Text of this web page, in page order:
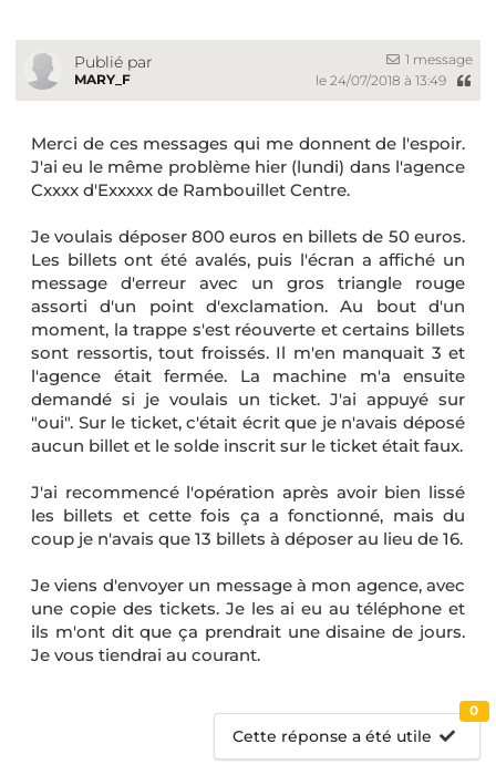
Publié par
MARY_F
1 message
le 24/07/2018 à 13:49
Merci de ces messages qui me donnent de l'espoir.
J'ai eu le même problème hier (lundi) dans l'agence
Cxxxx d'Exxxxx de Rambouillet Centre.
Je voulais déposer 800 euros en billets de 50 euros.
Les billets ont été avalés, puis l'écran a affiché un
message d'erreur avec un gros triangle rouge
assorti d'un point d'exclamation. Au bout d'un
moment, la trappe s'est réouverte et certains billets
sont ressortis, tout froissés. Il m'en manquait 3 et
l'agence était fermée. La machine m'a ensuite
demandé si je voulais un ticket. J'ai appuyé sur
"oui". Sur le ticket, c'était écrit que je n'avais déposé
aucun billet et le solde inscrit sur le ticket était faux.
J'ai recommencé l'opération après avoir bien lissé
les billets et cette fois ça a fonctionné, mais du
coup je n'avais que 13 billets à déposer au lieu de 16.
Je viens d'envoyer un message à mon agence, avec
une copie des tickets. Je les ai eu au téléphone et
ils m'ont dit que ça prendrait une disaine de jours.
Je vous tiendrai au courant.
Cette réponse a été utile
0